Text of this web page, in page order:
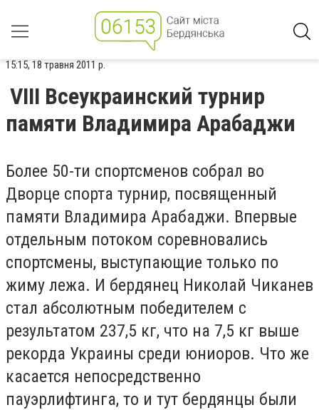
15:15, 18 травня 2011 р.
VIII Всеукраинский турнир
памяти Владимира Арабаджи
Более 50-ти спортсменов собрал во
Дворце спорта турнир, посвященный
памяти Владимира Арабаджи. Впервые
отдельным потоком соревновались
спортсмены, выступающие только по
жиму лежа. И бердянец Николай Чиканев
стал абсолютным победителем с
результатом 237,5 кг, что на 7,5 кг выше
рекорда Украины среди юниоров. Что же
касается непосредственно
пауэрлифтинга, то и тут бердянцы были